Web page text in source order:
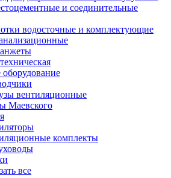
и соединительные
водосточные и комплектующие
вентиляционные
Маевского
комплекты
все